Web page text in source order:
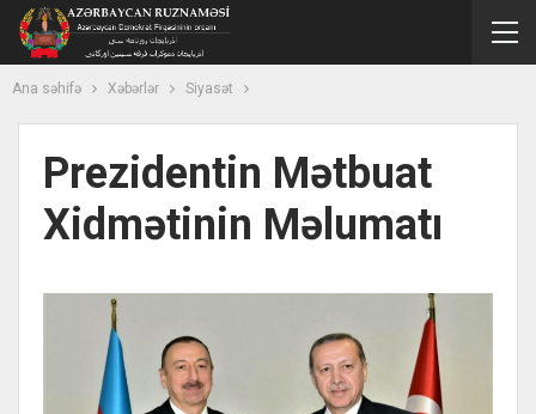
Ana səhifə Xəbərlər Siyasət
Prezidentin Mətbuat
Xidmətinin Məlumatı